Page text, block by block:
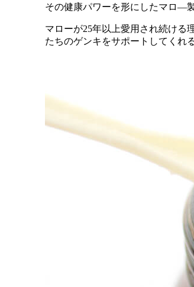
その健康パワーを形にしたマロ―
マローが25年以上愛用され続ける
たちのゲンキをサポートしてくれ